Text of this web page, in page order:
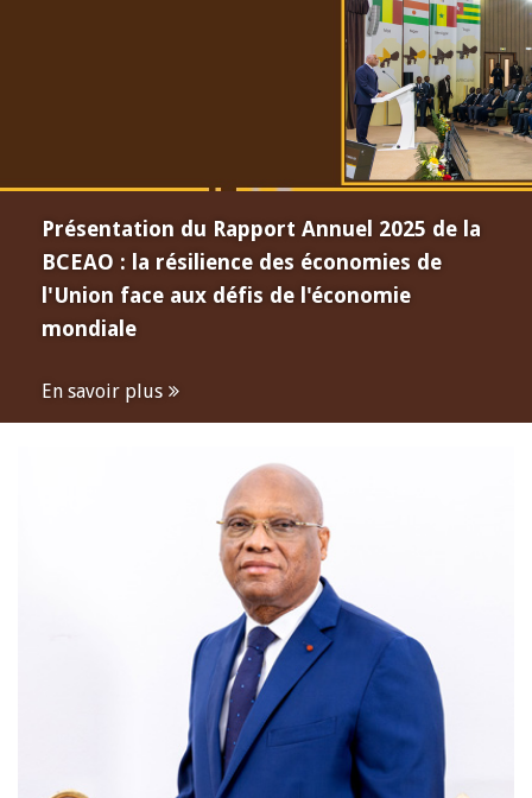
Présentation du Rapport Annuel 2025 de la
BCEAO : la résilience des économies de
l'Union face aux défis de l'économie
mondiale
En savoir plus